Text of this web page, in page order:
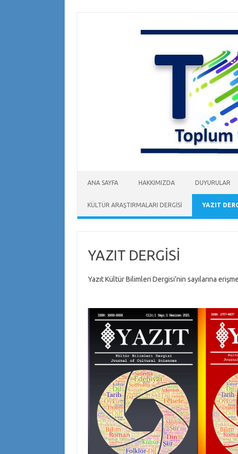
ANA SAYFA HAKKIMIZDA DUYURULAR
KÜLTÜR ARAŞTIRMALARI DERGİSİ YAZIT
YAZIT DERGİSİ
Yazıt Kültür Bilimleri Dergisi’nin sayılarına